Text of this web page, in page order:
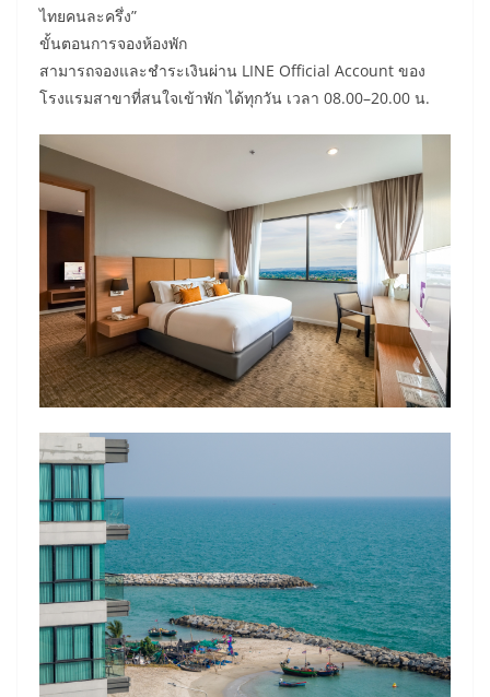
ไทยคนละครึ่ง”
ขั้นตอนการจองห้องพัก
สามารถจองและชำระเงินผ่าน LINE Official Account ของ
โรงแรมสาขาที่สนใจเข้าพัก ได้ทุกวัน เวลา 08.00–20.00 น.